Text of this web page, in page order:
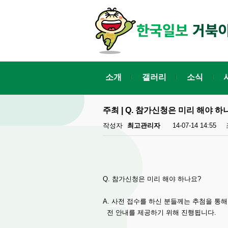
소개 갤러리 소식
주최 | Q. 참가신청은 미리 해야 하
작성자 최고관리자 14-07-14 14:55
Q. 참가신청은 미리 해야 하나요?
A. 사전 접수를 하신 분들께는 추첨을 통
전 안내를 제공하기 위해 진행됩니다.